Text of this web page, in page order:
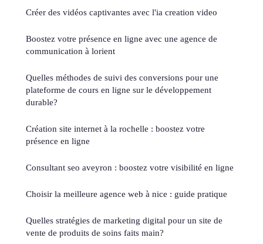
Créer des vidéos captivantes avec l'ia creation video
Boostez votre présence en ligne avec une agence de
communication à lorient
Quelles méthodes de suivi des conversions pour une
plateforme de cours en ligne sur le développement
durable?
Création site internet à la rochelle : boostez votre
présence en ligne
Consultant seo aveyron : boostez votre visibilité en ligne
Choisir la meilleure agence web à nice : guide pratique
Quelles stratégies de marketing digital pour un site de
vente de produits de soins faits main?